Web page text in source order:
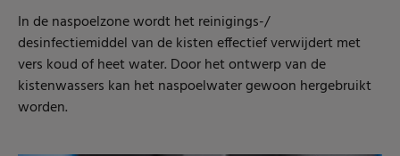
In de naspoelzone wordt het reinigings-/
desinfectiemiddel van de kisten effectief verwijdert met
vers koud of heet water. Door het ontwerp van de
kistenwassers kan het naspoelwater gewoon hergebruikt
worden.